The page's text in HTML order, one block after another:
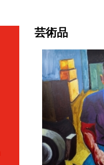
芸術品